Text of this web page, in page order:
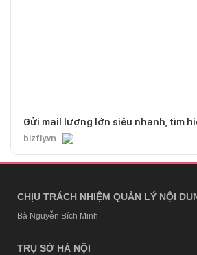
Gửi mail lượng lớn siêu nhanh, tìm
bizfly.vn
CHỊU TRÁCH NHIỆM QUẢN LÝ NỘI
Bà Nguyễn Bích Minh
TRỤ SỞ HÀ NỘI